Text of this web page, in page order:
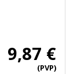
9,87 €
(PVP)